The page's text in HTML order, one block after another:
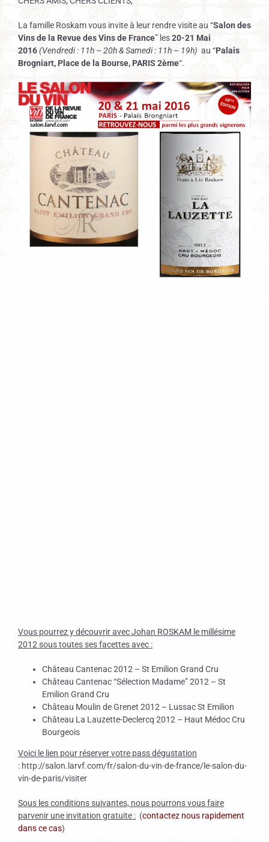
La famille Roskam vous invite à leur rendre visite au “Salon des
Vins de la Revue des Vins de France” les20-21 Mai
2016(Vendredi : 11h – 20h & Samedi : 11h – 19h) au “Palais
Brogniart, Place de la Bourse, PARIS 2ème“.
Vous pourrez y découvrir avec Johan ROSKAM le millésime
2012 sous toutes ses facettes avec :
Château Cantenac 2012 – St Emilion Grand Cru
Château Cantenac “Sélection Madame” 2012 – St
Emilion Grand Cru
Château Moulin de Grenet 2012 – Lussac St Emilion
Château La Lauzette-Declercq 2012 – Haut Médoc Cru
Bourgeois
Voici le lien pour réserver votre pass dégustation
: http://salon.larvf.com/fr/salon-du-vin-de-france/le-salon-du-
vin-de-paris/visiter
Sous les conditions suivantes, nous pourrons vous faire
parvenir une invitation gratuite : (contactez nous rapidement
dans ce cas)